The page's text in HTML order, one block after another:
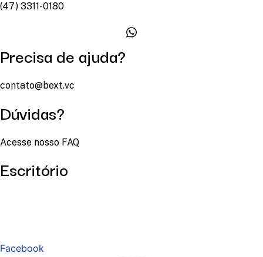
(47) 3311-0180
Precisa de ajuda?
contato@bext.vc
Dúvidas?
Acesse nosso FAQ
Escritório
Facebook